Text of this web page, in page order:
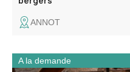
ANNOT
A la demande